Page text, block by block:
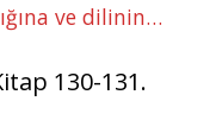
ve dilinin…
130-131.